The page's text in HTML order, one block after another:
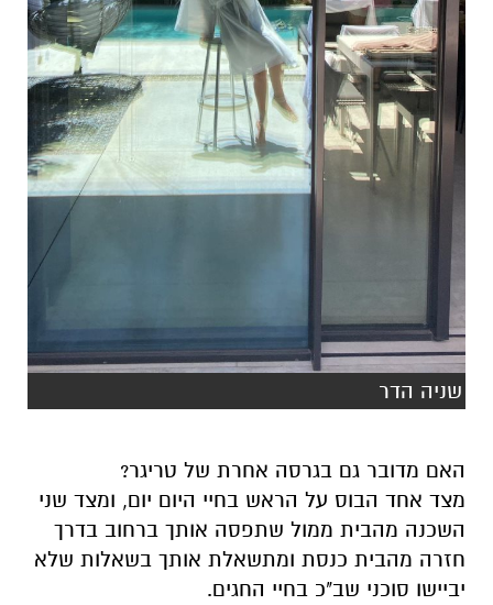
שניה הדר
האם מדובר גם בגרסה אחרת של טריגר?
מצד אחד הבוס על הראש בחיי היום יום, ומצד שני
השכנה מהבית ממול שתפסה אותך ברחוב בדרך
חזרה מהבית כנסת ומתשאלת אותך בשאלות שלא
יביישו סוכני שב"כ בחיי החגים.